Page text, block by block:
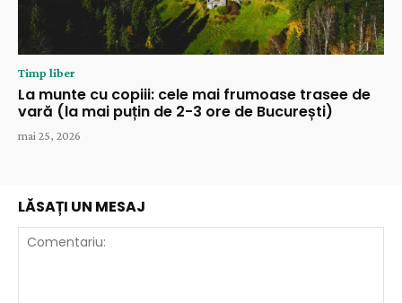
Timp liber
La munte cu copiii: cele mai frumoase trasee de
vară (la mai puțin de 2-3 ore de București)
mai 25, 2026
LĂSAȚI UN MESAJ